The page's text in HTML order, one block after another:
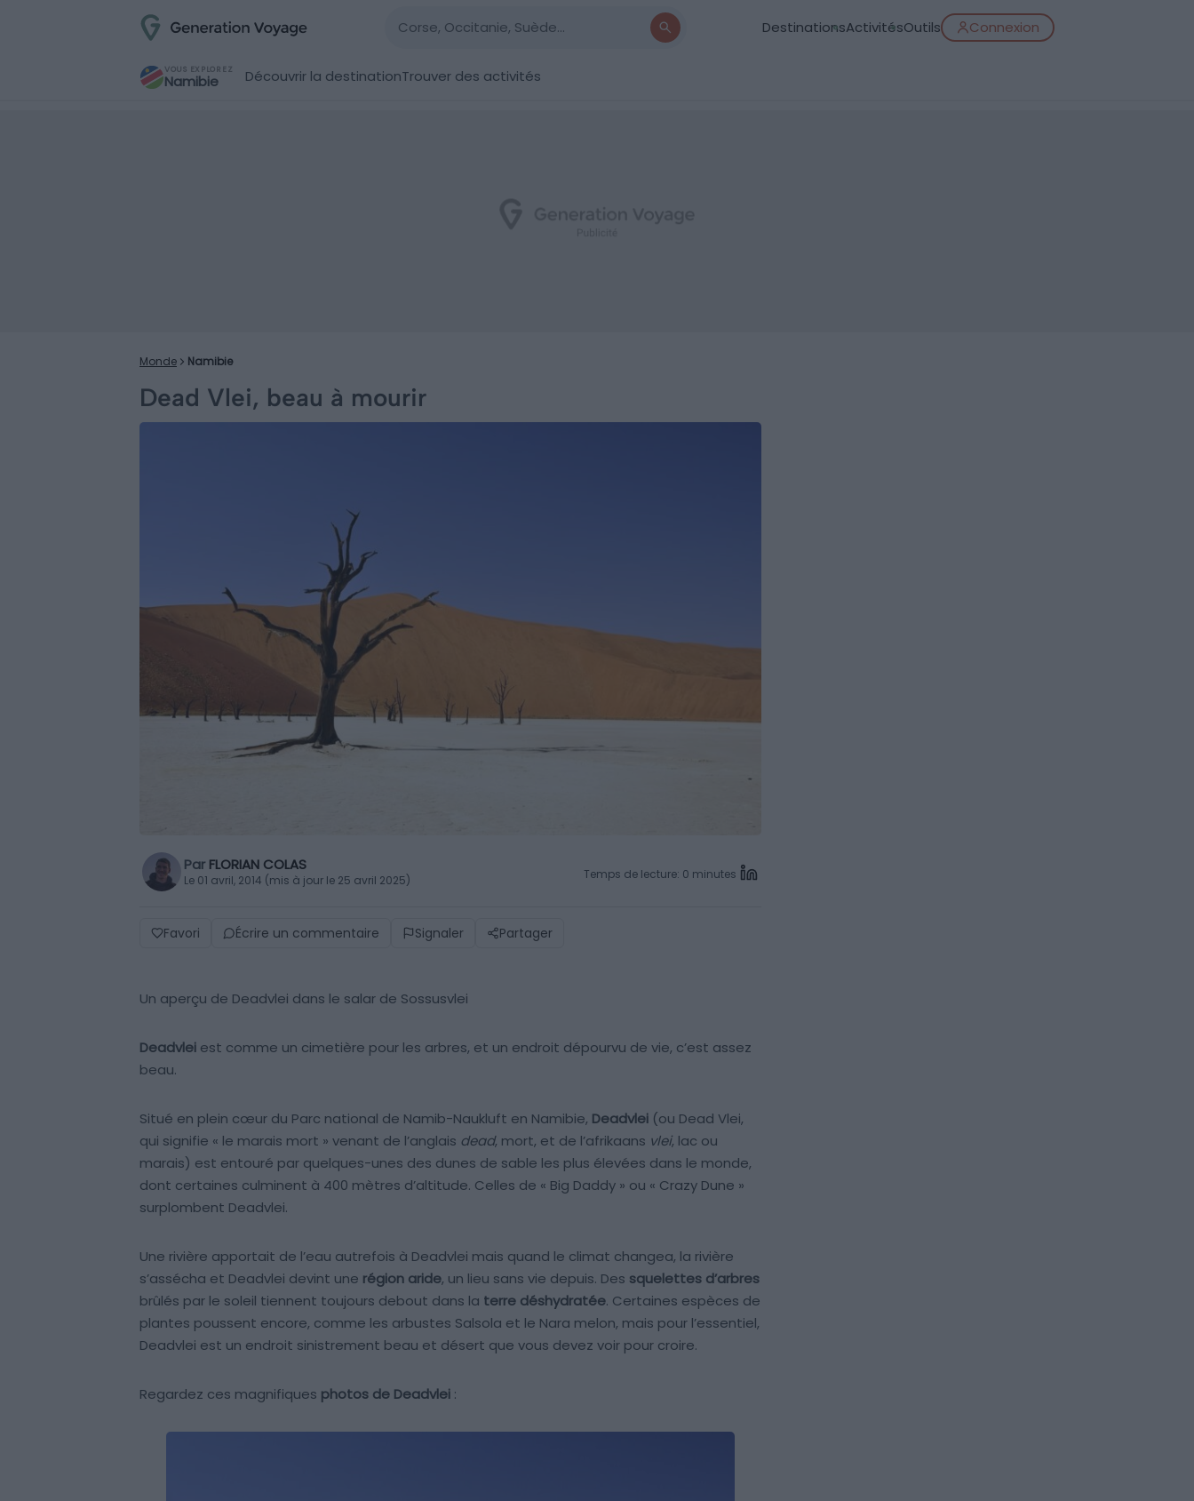
DestinationsActivitésOutils Connexion
VOUS EXPLOREZ
Namibie Découvrir la destinationTrouver des activités
Monde Namibie
Dead Vlei, beau à mourir
Par FLORIAN COLAS
Le 01 avril, 2014 (mis à jour le 25 avril 2025) Temps de lecture: 0 minutes
Favori Écrire un commentaire Signaler Partager
Un aperçu de Deadvlei dans le salar de Sossusvlei
Deadvlei est comme un cimetière pour les arbres, et un endroit dépourvu de vie, c’est assez
beau.
Situé en plein cœur du Parc national de Namib-Naukluft en Namibie, Deadvlei (ou Dead Vlei,
qui signifie « le marais mort » venant de l’anglais dead, mort, et de l’afrikaans vlei, lac ou
marais) est entouré par quelques-unes des dunes de sable les plus élevées dans le monde,
dont certaines culminent à 400 mètres d’altitude. Celles de « Big Daddy » ou « Crazy Dune »
surplombent Deadvlei.
Une rivière apportait de l’eau autrefois à Deadvlei mais quand le climat changea, la rivière
s’assécha et Deadvlei devint une région aride, un lieu sans vie depuis. Des squelettes d’arbres
brûlés par le soleil tiennent toujours debout dans la terre déshydratée. Certaines espèces de
plantes poussent encore, comme les arbustes Salsola et le Nara melon, mais pour l’essentiel,
Deadvlei est un endroit sinistrement beau et désert que vous devez voir pour croire.
Regardez ces magnifiques photos de Deadvlei :